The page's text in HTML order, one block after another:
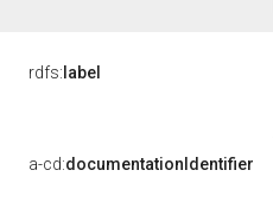
rdfs: label
a-cd:documentationIdentifier